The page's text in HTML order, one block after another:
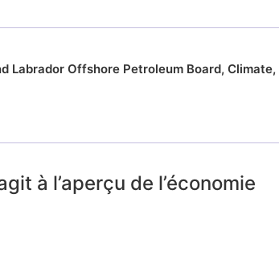
Labrador Offshore Petroleum Board, Climate,
à l’aperçu de l’économie